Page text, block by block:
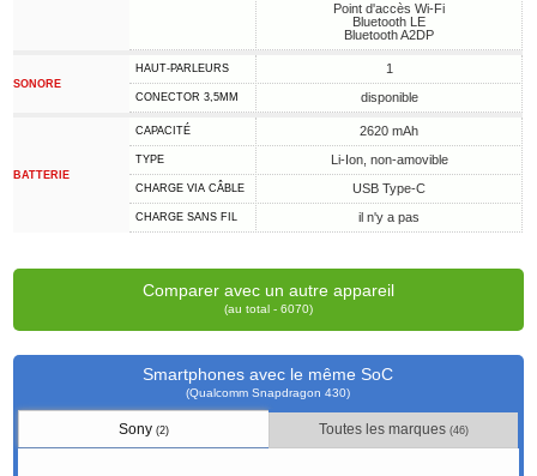
Point d'accès Wi-Fi
Bluetooth LE
Bluetooth A2DP
SONORE
HAUT-PARLEURS 1
CONECTOR 3,5MM disponible
BATTERIE
CAPACITÉ 2620 mAh
TYPE Li-Ion, non-amovible
CHARGE VIA CÂBLE USB Type-C
CHARGE SANS FIL il n'y a pas
Comparer avec un autre appareil
(au total - 6070)
Smartphones avec le même SoC
(Qualcomm Snapdragon 430)
Sony(2) Toutes les marques(46)